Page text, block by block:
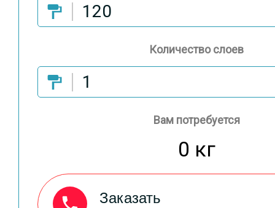
Количество слоев
Вам потребуется
0 кг
Заказать